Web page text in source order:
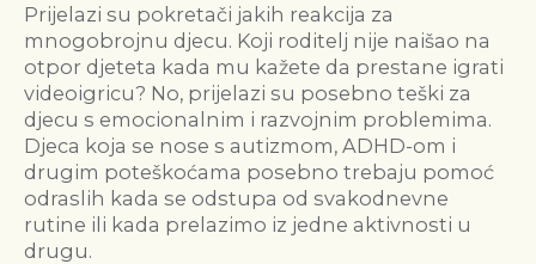
Prijelazi su pokretači jakih reakcija za
mnogobrojnu djecu. Koji roditelj nije naišao na
otpor djeteta kada mu kažete da prestane igrati
videoigricu? No, prijelazi su posebno teški za
djecu s emocionalnim i razvojnim problemima.
Djeca koja se nose s autizmom, ADHD-om i
drugim poteškoćama posebno trebaju pomoć
odraslih kada se odstupa od svakodnevne
rutine ili kada prelazimo iz jedne aktivnosti u
drugu.